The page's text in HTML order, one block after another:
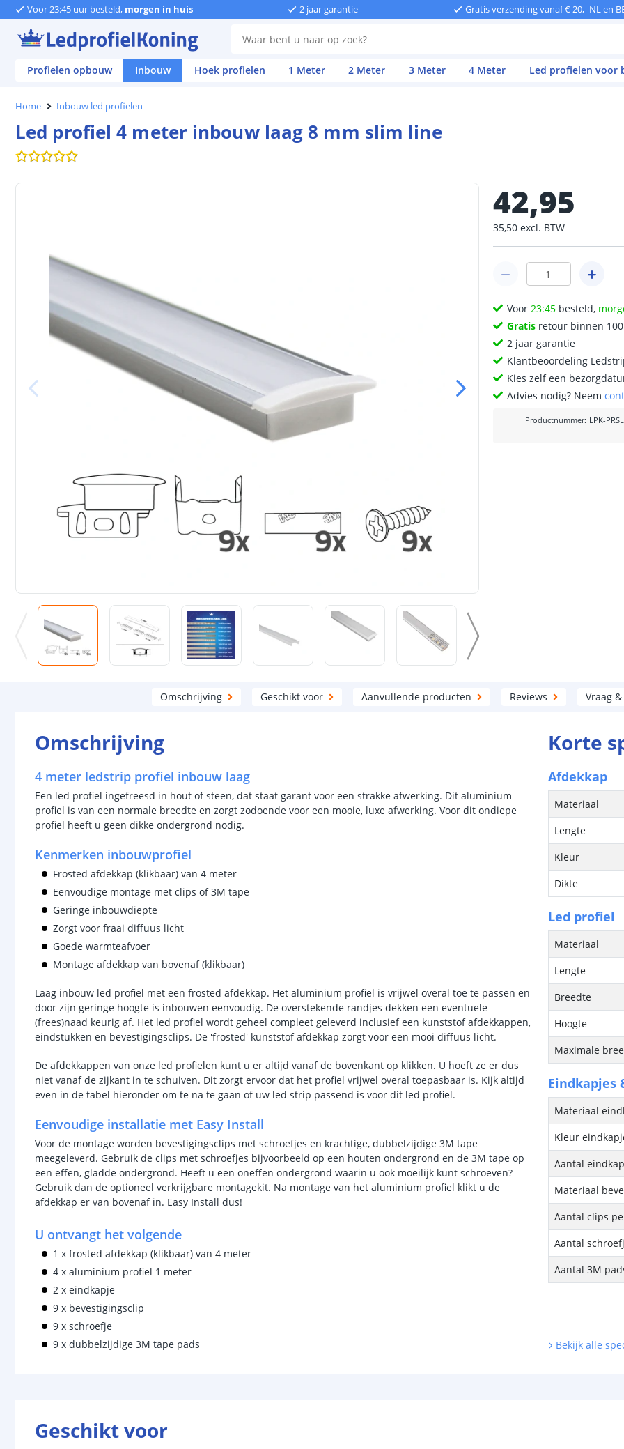
Voor 23:45 uur besteld, morgen in huis 2 jaar garantie Gratis verzending vanaf € 20,- NL en
Profielen opbouw Inbouw Hoek profielen 1 Meter 2 Meter 3 Meter 4 Meter Led profielen voor
Home Inbouw led profielen
Led profiel 4 meter inbouw laag 8 mm slim line
42,95
35,50 excl. BTW
Voor23:45 besteld,
Gratis retour binnen
2 jaar garantie
Klantbeoordeling
Kies zelf een
Advies nodig? Neem
Productnummer: LPK-
Omschrijving Geschikt voor Aanvullende producten Reviews Vraag
Omschrijving
4 meter ledstrip profiel inbouw laag
Een led profiel ingefreesd in hout of steen, dat staat garant voor een strakke afwerking. Dit aluminium
profiel is van een normale breedte en zorgt zodoende voor een mooie, luxe afwerking. Voor dit ondiepe
profiel heeft u geen dikke ondergrond nodig.
Kenmerken inbouwprofiel
Frosted afdekkap (klikbaar) van 4 meter
Eenvoudige montage met clips of 3M tape
Geringe inbouwdiepte
Zorgt voor fraai diffuus licht
Goede warmteafvoer
Montage afdekkap van bovenaf (klikbaar)
Laag inbouw led profiel met een frosted afdekkap. Het aluminium profiel is vrijwel overal toe te passen en
door zijn geringe hoogte is inbouwen eenvoudig. De overstekende randjes dekken een eventuele
(frees)naad keurig af. Het led profiel wordt geheel compleet geleverd inclusief een kunststof afdekkappen,
eindstukken en bevestigingsclips. De 'frosted' kunststof afdekkap zorgt voor een mooi diffuus licht.
De afdekkappen van onze led profielen kunt u er altijd vanaf de bovenkant op klikken. U hoeft ze er dus
niet vanaf de zijkant in te schuiven. Dit zorgt ervoor dat het profiel vrijwel overal toepasbaar is. Kijk altijd
even in de tabel hieronder om te na te gaan of uw led strip passend is voor dit led profiel.
Eenvoudige installatie met Easy Install
Voor de montage worden bevestigingsclips met schroefjes en krachtige, dubbelzijdige 3M tape
meegeleverd. Gebruik de clips met schroefjes bijvoorbeeld op een houten ondergrond en de 3M tape op
een effen, gladde ondergrond. Heeft u een oneffen ondergrond waarin u ook moeilijk kunt schroeven?
Gebruik dan de optioneel verkrijgbare montagekit. Na montage van het aluminium profiel klikt u de
afdekkap er van bovenaf in. Easy Install dus!
U ontvangt het volgende
1 x frosted afdekkap (klikbaar) van 4 meter
4 x aluminium profiel 1 meter
2 x eindkapje
9 x bevestigingsclip
9 x schroefje
9 x dubbelzijdige 3M tape pads
Korte
Afdekkap
Materiaal
Lengte
Kleur
Dikte
Led profiel
Materiaal
Lengte
Breedte
Hoogte
Maximale
Eindkapjes
Materiaal
Kleur
Aantal
Materiaal
Aantal clips
Aantal
Aantal 3M
Bekijk alle
Geschikt voor